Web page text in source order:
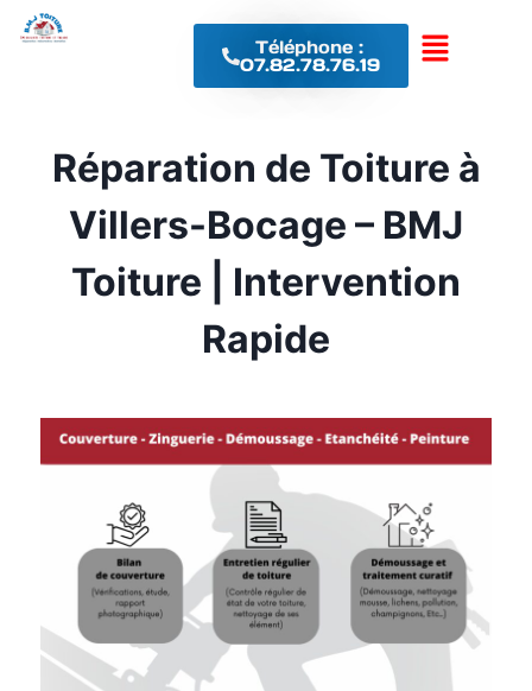
Téléphone :
07.82.78.76.19
Réparation de Toiture à
Villers-Bocage – BMJ
Toiture | Intervention
Rapide